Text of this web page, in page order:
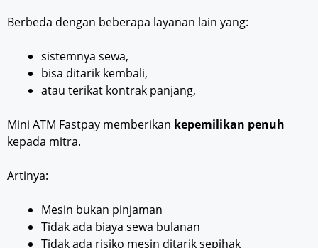
Berbeda dengan beberapa layanan lain yang:
sistemnya sewa,
bisa ditarik kembali,
atau terikat kontrak panjang,
Mini ATM Fastpay memberikan kepemilikan penuh
kepada mitra.
Artinya:
Mesin bukan pinjaman
Tidak ada biaya sewa bulanan
Tidak ada risiko mesin ditarik sepihak